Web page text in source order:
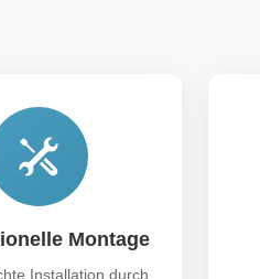
Montage
Installation durch